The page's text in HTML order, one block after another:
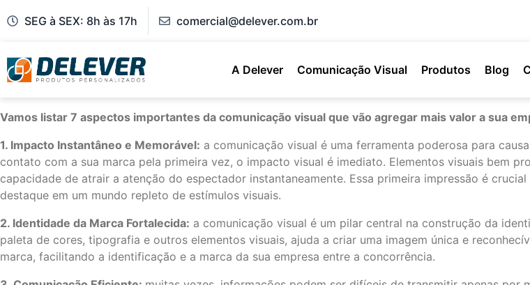
SEG à SEX: 8h às 17h comercial@delever.com.br
A Delever Comunicação Visual Produtos Blog
Vamos listar 7 aspectos importantes da comunicação visual que vão agregar mais valor a sua
1. Impacto Instantâneo e Memorável: a comunicação visual é uma ferramenta poderosa para
contato com a sua marca pela primeira vez, o impacto visual é imediato. Elementos visuais bem
capacidade de atrair a atenção do espectador instantaneamente. Essa primeira impressão é
destaque em um mundo repleto de estímulos visuais.
2. Identidade da Marca Fortalecida: a comunicação visual é um pilar central na construção da
paleta de cores, tipografia e outros elementos visuais, ajuda a criar uma imagem única e
marca, facilitando a identificação e a marca da sua empresa entre a concorrência.